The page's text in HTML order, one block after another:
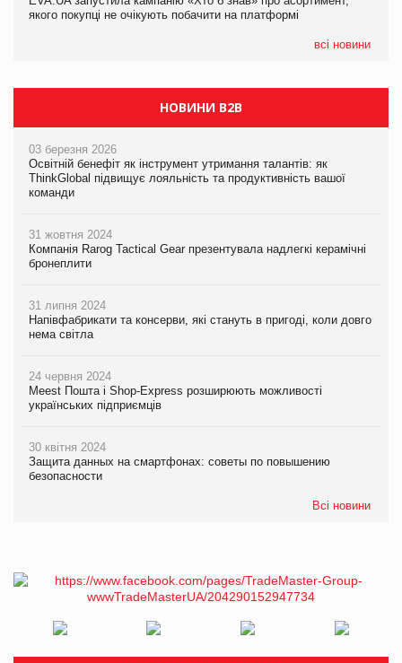
якого покупці не очікують побачити на платформі
всі новини
Мережа супермаркетів VARUS купує мережу магазинів
НОВИНИ B2B
03 березня 2026
Освітній бенефіт як інструмент утримання талантів: як
ThinkGlobal підвищує лояльність та продуктивність вашої
команди
31 жовтня 2024
Компанія Rarog Tactical Gear презентувала надлегкі керамічні
бронеплити
31 липня 2024
Напівфабрикати та консерви, які стануть в пригоді, коли довго
нема світла
24 червня 2024
Meest Пошта і Shop-Express розширюють можливості
українських підприємців
30 квітня 2024
Защита данных на смартфонах: советы по повышению
безопасности
Всі новини